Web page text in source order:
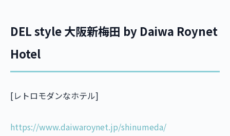
DEL style 大阪新梅田 by Daiwa Roynet
Hotel
[レトロモダンなホテル]
https://www.daiwaroynet.jp/shinumeda/